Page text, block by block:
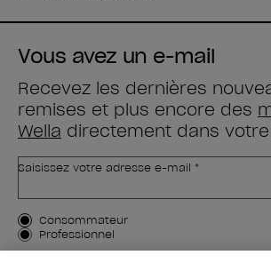
Vous avez un e-mail
Recevez les dernières
remises et plus encore des
Wella directement dans
Saisissez votre adresse e-mail *
Type de client
Consommateur
Professionnel